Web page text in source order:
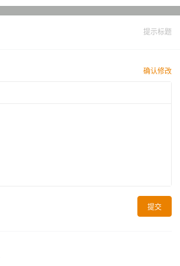
提示标题
确认修改
提交